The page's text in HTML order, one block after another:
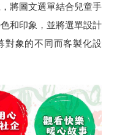
將圖文選單結合兒童手
和印象，並將選單設計
對象的不同而客製化設